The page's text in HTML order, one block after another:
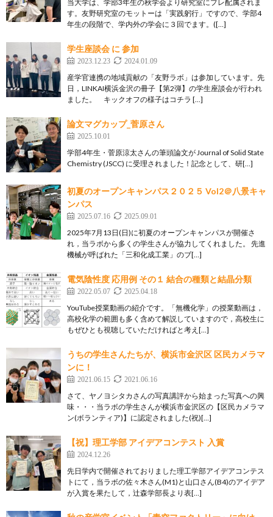
当大学は、学部3年生の秋学会より研究室にプレ配属されま
す。友野研究室のモットーは「実践躬行」ですので、学部4
年生の段階で、学内外の学会に３回でます。([…]
学生座談会 に 参加
2023.12.23 2024.01.09
産学官連携の地域貢献の「友野ラボ」は参加しています。先
日，LINKAI横浜金沢の冊子【第2弾】の学生座談会が行われ
ました。 キックオフの様子はコチラ […]
論文マグカップ_菅原さん
2025.10.01
学部4年生・菅原涼太さんの筆頭論文が Journal of Solid State
Chemistry (JSCC) に受理されました！記念として、研[…]
初夏のオープンキャンパス２０２５ Vol2＠八景キャ
ンパス
2025.07.16 2025.09.01
2025年7月13日(日)に初夏のオープンキャンパスが開催さ
れ，当ラボから多くの学生さんが協力してくれました。 先進
機械が呼ばれた「三和化成工業」のブ[…]
電気陰性度 応用例 その１ 結合の種類と結晶分類
2022.05.07 2025.04.18
YouTube授業動画の紹介です。「無機化学」の授業動画は，
高校化学の範囲も多く含めて解説していますので，高校生に
もぜひとも視聴していただければと考え[…]
うちの学生さんたちが、横浜市金沢区 区民カメラマ
ンに！
2021.06.15 2021.06.16
さて、ヤノヨシタカさんの写真講評から始まった写真への興
味・・・当ラボの学生さんが横浜市金沢区の【区民カメラマ
ン(ボランティア)】に認定されました(祝)[…]
【祝】理工学部 アイデアコンテスト 入賞
2024.12.26
先日学内で開催されておりました理工学部アイデアコンテス
トにて，当ラボの佐々木さん(M1)と山口さん(B4)のアイデア
が入賞を果たして，辻森学部長より表[…]